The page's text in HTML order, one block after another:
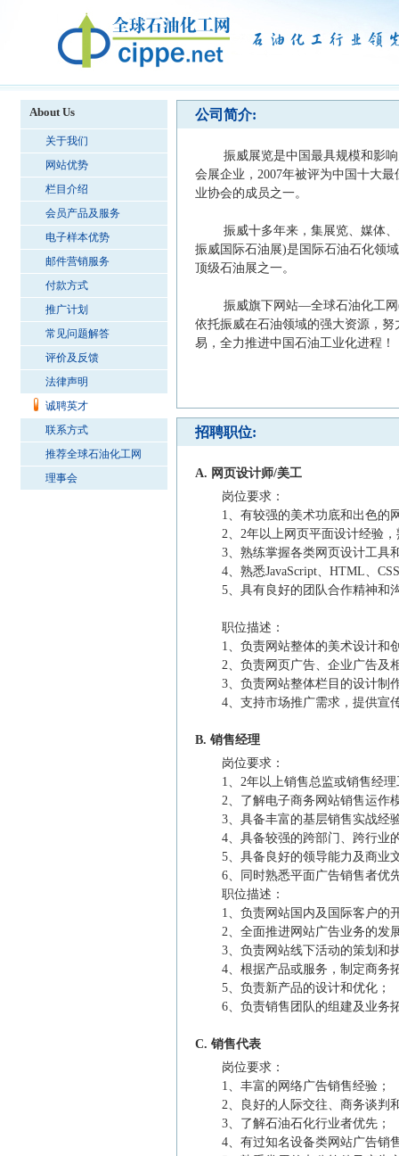
About Us
关于我们
网站优势
栏目介绍
会员产品及服务
电子样本优势
邮件营销服务
付款方式
推广计划
常见问题解答
评价及反馈
法律声明
诚聘英才
联系方式
推荐全球石油化工网
理事会
公司简介:
振威展览是中国最具规模和影响
会展企业，2007年被评为中国十大
业协会的成员之一。
振威十多年来，集展览、媒体、
振威国际石油展)是国际石油石化领
顶级石油展之一。
振威旗下网站—全球石油化工网
依托振威在石油领域的强大资源，
易，全力推进中国石油工业化进程！
招聘职位:
A. 网页设计师/美工
岗位要求：
1、有较强的美术功底和出色的
2、2年以上网页平面设计经验
3、熟练掌握各类网页设计工具
4、熟悉JavaScript、HTML、
5、具有良好的团队合作精神和
职位描述：
1、负责网站整体的美术设计和
2、负责网页广告、企业广告及
3、负责网站整体栏目的设计制
4、支持市场推广需求，提供宣
B. 销售经理
岗位要求：
1、2年以上销售总监或销售经
2、了解电子商务网站销售运作
3、具备丰富的基层销售实战经
4、具备较强的跨部门、跨行业
5、具备良好的领导能力及商业
6、同时熟悉平面广告销售者优
职位描述：
1、负责网站国内及国际客户的
2、全面推进网站广告业务的发
3、负责网站线下活动的策划和
4、根据产品或服务，制定商务
5、负责新产品的设计和优化；
6、负责销售团队的组建及业务
C. 销售代表
岗位要求：
1、丰富的网络广告销售经验；
2、良好的人际交往、商务谈判
3、了解石油石化行业者优先；
4、有过知名设备类网站广告销